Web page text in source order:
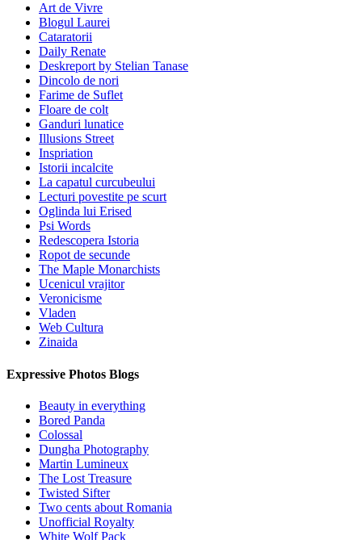
Art de Vivre
Blogul Laurei
Cataratorii
Daily Renate
Deskreport by Stelian Tanase
Dincolo de nori
Farime de Suflet
Floare de colt
Ganduri lunatice
Illusions Street
Inspriation
Istorii incalcite
La capatul curcubeului
Lecturi povestite pe scurt
Oglinda lui Erised
Psi Words
Redescopera Istoria
Ropot de secunde
The Maple Monarchists
Ucenicul vrajitor
Veronicisme
Vladen
Web Cultura
Zinaida
Expressive Photos Blogs
Beauty in everything
Bored Panda
Colossal
Dungha Photography
Martin Lumineux
The Lost Treasure
Twisted Sifter
Two cents about Romania
Unofficial Royalty
White Wolf Pack